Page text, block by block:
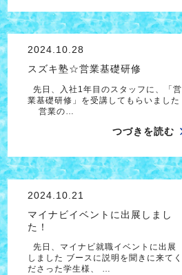
2024.10.28
スズキ塾☆営業基礎研修
先日、入社1年目のスタッフに、「営
業基礎研修」を受講してもらいました
営業の…
つづきを読む
2024.10.21
マイナビイベントに出展しまし
た！
先日、マイナビ就職イベントに出展
しました ブースに説明を聞きに来てく
ださった学生様、 …